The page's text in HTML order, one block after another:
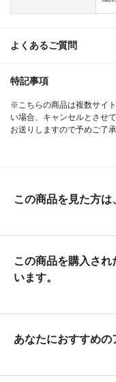
よくあるご質問
特記事項
※こちらの商品は複数サイ
い場合、キャンセルとさせ
お送りしますので予めご了承
この商品を見た方
この商品を購入さ
います。
あなたにおすすめの